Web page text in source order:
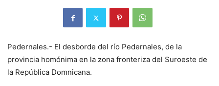
Pedernales.- El desborde del río Pedernales, de la
provincia homónima en la zona fronteriza del Suroeste de
la República Domnicana.